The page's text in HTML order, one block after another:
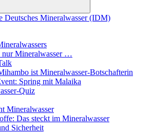
nur Mineralwasser …
ist Mineralwasser-Botschafterin
Spring mit Malaika
Quiz
Mineralwasser
Das steckt im Mineralwasser
Sicherheit